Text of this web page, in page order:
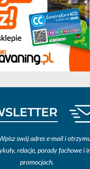
swój adres e-mail i
relacje, porady fachowe i
promocjach.